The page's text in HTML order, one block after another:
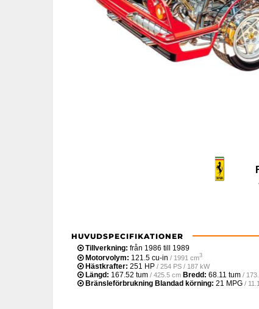
HUVUDSPECIFIKATIONER
Tillverkning: från 1986 till 1989
Motorvolym: 121.5 cu-in / 1991 cm3
Hästkrafter: 251 HP / 254 PS / 187 kW
Längd: 167.52 tum / 425.5 cm Bredd: 68.11 tum /
Bränsleförbrukning Blandad körning: 21 MPG /